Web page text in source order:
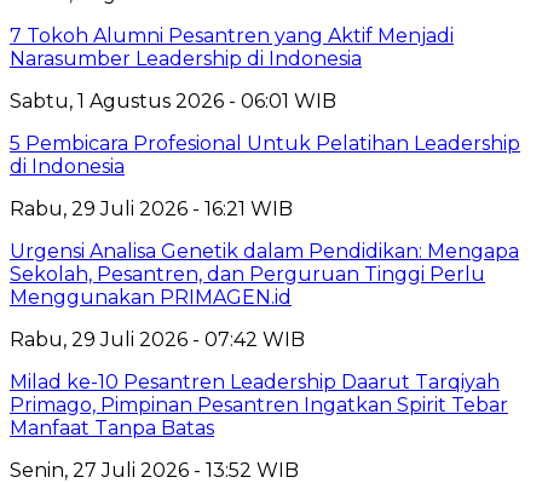
7 Tokoh Alumni Pesantren yang Aktif Menjadi
Narasumber Leadership di Indonesia
Sabtu, 1 Agustus 2026 - 06:01 WIB
5 Pembicara Profesional Untuk Pelatihan Leadership
di Indonesia
Rabu, 29 Juli 2026 - 16:21 WIB
Urgensi Analisa Genetik dalam Pendidikan: Mengapa
Sekolah, Pesantren, dan Perguruan Tinggi Perlu
Menggunakan PRIMAGEN.id
Rabu, 29 Juli 2026 - 07:42 WIB
Milad ke-10 Pesantren Leadership Daarut Tarqiyah
Primago, Pimpinan Pesantren Ingatkan Spirit Tebar
Manfaat Tanpa Batas
Senin, 27 Juli 2026 - 13:52 WIB